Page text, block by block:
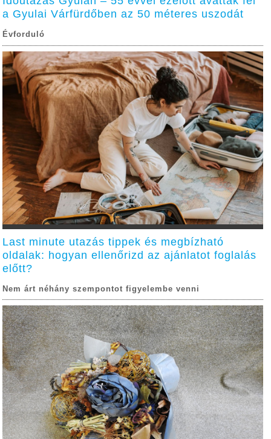
a Gyulai Várfürdőben az 50 méteres uszodát
Évforduló
Last minute utazás tippek és megbízható
oldalak: hogyan ellenőrizd az ajánlatot foglalás
előtt?
Nem árt néhány szempontot figyelembe venni